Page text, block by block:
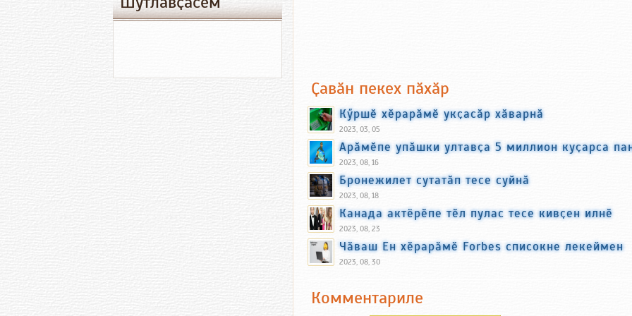
Ҫавӑн пекех пӑхӑр
Кӳршӗ хӗрарӑмӗ укҫасӑр хӑварнӑ
2023, 03, 05
Арӑмӗпе упӑшки ултавҫа 5 миллион куҫарса
2023, 08, 16
Бронежилет сутатӑп тесе суйнӑ
2023, 08, 18
Канада актёрӗпе тӗл пулас тесе кивҫен илнӗ
2023, 08, 23
Чӑваш Ен хӗрарӑмӗ Forbes списокне лекеймен
2023, 08, 30
Комментариле